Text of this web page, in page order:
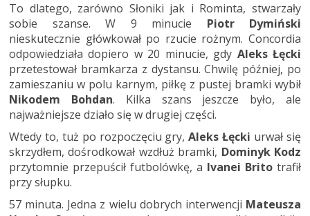
To dlatego, zarówno Słoniki jak i Rominta, stwarzały
sobie szanse. W 9 minucie Piotr Dymiński
nieskutecznie główkował po rzucie rożnym. Concordia
odpowiedziała dopiero w 20 minucie, gdy Aleks Łęcki
przetestował bramkarza z dystansu. Chwilę później, po
zamieszaniu w polu karnym, piłkę z pustej bramki wybił
Nikodem Bohdan. Kilka szans jeszcze było, ale
najważniejsze działo się w drugiej części.
Wtedy to, tuż po rozpoczęciu gry,Aleks Łęcki urwał się
skrzydłem, dośrodkował wzdłuż bramki, Dominyk Kodz
przytomnie przepuścił futbolówkę, a Ivanei Brito trafił
przy słupku.
57 minuta. Jedna z wielu dobrych interwencji Mateusza